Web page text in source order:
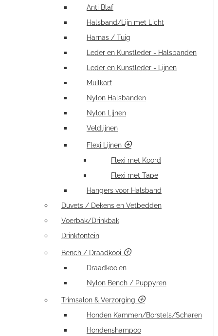
Anti Blaf
Halsband/Lijn met Licht
Harnas / Tuig
Leder en Kunstleder - Halsbanden
Leder en Kunstleder - Lijnen
Muilkorf
Nylon Halsbanden
Nylon Lijnen
Veldlijnen
Flexi Lijnen
Flexi met Koord
Flexi met Tape
Hangers voor Halsband
Duvets / Dekens en Vetbedden
Voerbak/Drinkbak
Drinkfontein
Bench / Draadkooi
Draadkooien
Nylon Bench / Puppyren
Trimsalon & Verzorging
Honden Kammen/Borstels/Scharen
Hondenshampoo